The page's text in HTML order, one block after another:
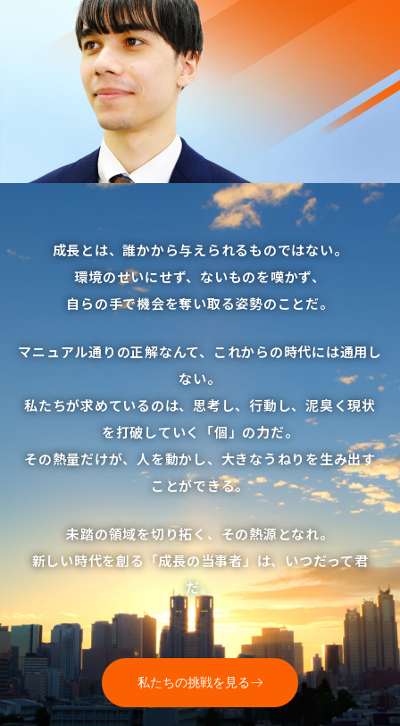
成長とは、誰かから与えられるものではない。
環境のせいにせず、ないものを嘆かず、
自らの手で機会を奪い取る姿勢のことだ。
マニュアル通りの正解なんて、これからの時代には通用し
ない。
私たちが求めているのは、思考し、行動し、泥臭く現状
を打破していく「個」の力だ。
その熱量だけが、人を動かし、大きなうねりを生み出す
ことができる。
未踏の領域を切り拓く、その熱源となれ。
新しい時代を創る「成長の当事者」は、いつだって君
だ。
私たちの挑戦を見る